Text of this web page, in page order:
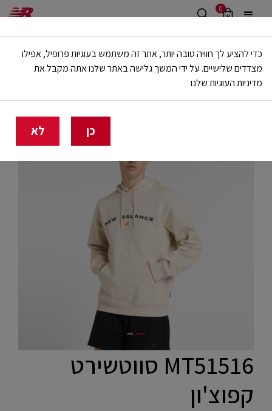
0
משלוח חינם מעל 499 ש"ח
🔥 20% הנחה על כל הביגוד באתר ובחנויות - לזמן מוגבל
בית גברים בגדים קפוצ'ונים וסווטשירטים
MT51516 סווטשירט
קפוצ'ון
כדי להציע לך חוויה טובה יותר, אתר זה משתמש בעוגיות פרופיל, אפילו
מצדדים שלישיים. על ידי המשך גלישה באתר שלנו אתה מקבל את
מדיניות העוגיות שלנו
כן לא